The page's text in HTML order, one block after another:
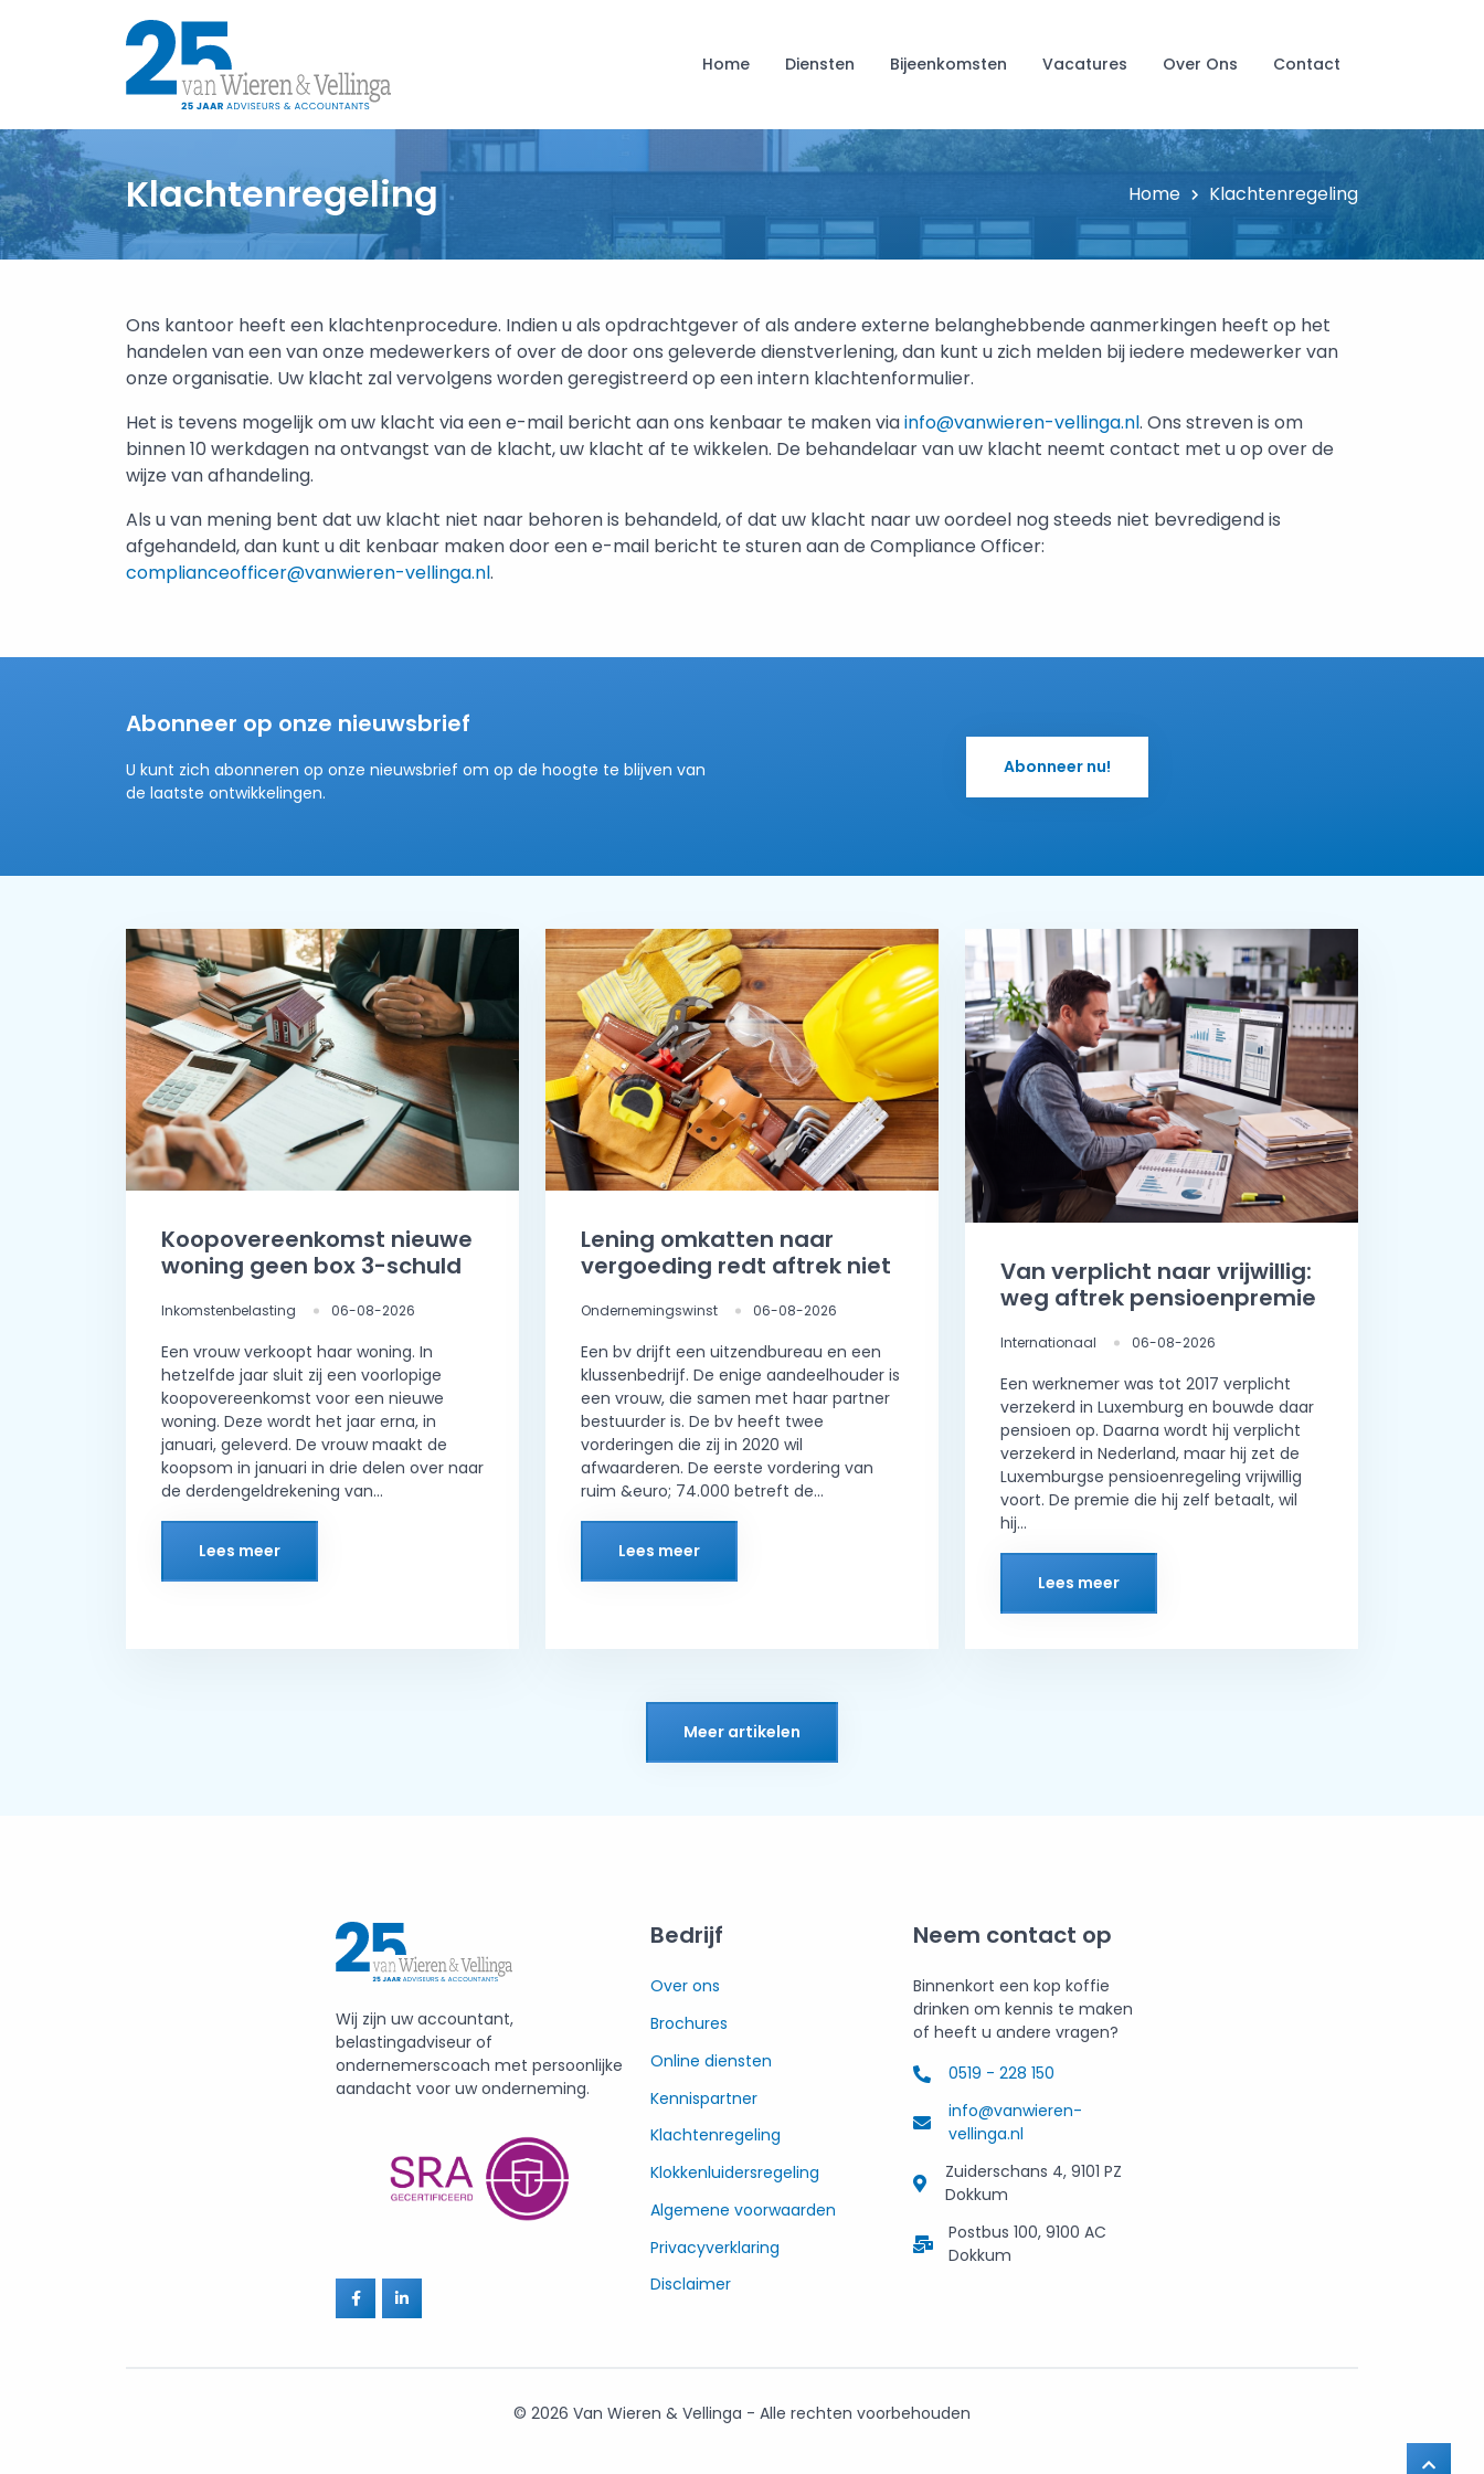
Home Diensten Bijeenkomsten Vacatures Over Ons Contact
Klachtenregeling Home Klachtenregeling
Ons kantoor heeft een klachtenprocedure. Indien u als opdrachtgever of als andere externe belanghebbende aanmerkingen heeft op het
handelen van een van onze medewerkers of over de door ons geleverde dienstverlening, dan kunt u zich melden bij iedere medewerker van
onze organisatie. Uw klacht zal vervolgens worden geregistreerd op een intern klachtenformulier.
Het is tevens mogelijk om uw klacht via een e-mail bericht aan ons kenbaar te maken viainfo@vanwieren-vellinga.nl. Ons streven is om
binnen 10 werkdagen na ontvangst van de klacht, uw klacht af te wikkelen. De behandelaar van uw klacht neemt contact met u op over de
wijze van afhandeling.
Als u van mening bent dat uw klacht niet naar behoren is behandeld, of dat uw klacht naar uw oordeel nog steeds niet bevredigend is
afgehandeld, dan kunt u dit kenbaar maken door een e-mail bericht te sturen aan de Compliance Officer:
complianceofficer@vanwieren-vellinga.nl.
Abonneer op onze nieuwsbrief
U kunt zich abonneren op onze nieuwsbrief om op de hoogte te blijven van
de laatste ontwikkelingen.
Abonneer nu!
Koopovereenkomst nieuwe
woning geen box 3-schuld
Inkomstenbelasting 06-08-2026
Een vrouw verkoopt haar woning. In
hetzelfde jaar sluit zij een voorlopige
koopovereenkomst voor een nieuwe
woning. Deze wordt het jaar erna, in
januari, geleverd. De vrouw maakt de
koopsom in januari in drie delen over naar
de derdengeldrekening van...
Lees meer
Lening omkatten naar
vergoeding redt aftrek niet
Ondernemingswinst 06-08-2026
Een bv drijft een uitzendbureau en een
klussenbedrijf. De enige aandeelhouder is
een vrouw, die samen met haar partner
bestuurder is. De bv heeft twee
vorderingen die zij in 2020 wil
afwaarderen. De eerste vordering van
ruim &euro; 74.000 betreft de...
Lees meer
Van verplicht naar vrijwillig:
weg aftrek pensioenpremie
Internationaal 06-08-2026
Een werknemer was tot 2017 verplicht
verzekerd in Luxemburg en bouwde daar
pensioen op. Daarna wordt hij verplicht
verzekerd in Nederland, maar hij zet de
Luxemburgse pensioenregeling vrijwillig
voort. De premie die hij zelf betaalt, wil
hij...
Lees meer
Meer artikelen
Wij zijn uw accountant,
belastingadviseur of
ondernemerscoach met persoonlijke
aandacht voor uw onderneming.
Bedrijf
Over ons
Brochures
Online diensten
Kennispartner
Klachtenregeling
Klokkenluidersregeling
Algemene voorwaarden
Privacyverklaring
Disclaimer
Neem contact op
Binnenkort een kop koffie
drinken om kennis te maken
of heeft u andere vragen?
0519 - 228 150
info@vanwieren-
vellinga.nl
Zuiderschans 4, 9101 PZ
Dokkum
Postbus 100, 9100 AC
Dokkum
© 2026 Van Wieren & Vellinga - Alle rechten voorbehouden